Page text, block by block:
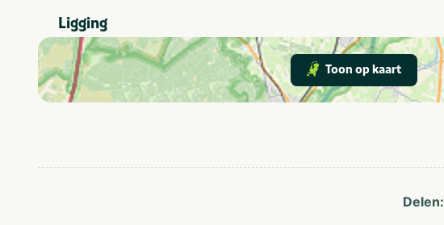
Ligging
Toon op kaart
Delen: